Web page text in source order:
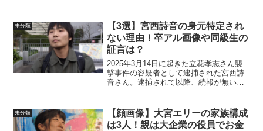
「国籍はどこ？」「中国籍なのでは？」
との声も見受...
未分類
【3選】宮西詩音の身元特定され
ない理由！卒アル画像や同級生の
証言は？
2025年3月14日に起きた立花孝志さん襲
撃事件の容疑者として逮捕された宮西詩
音さん。逮捕されて以降、続報が無いこ
像や同級生による証言について身元が特
定されていない理...
未分類
【顔画像】大宮エリーの家族構成
は3人！親は大企業の役員でお金